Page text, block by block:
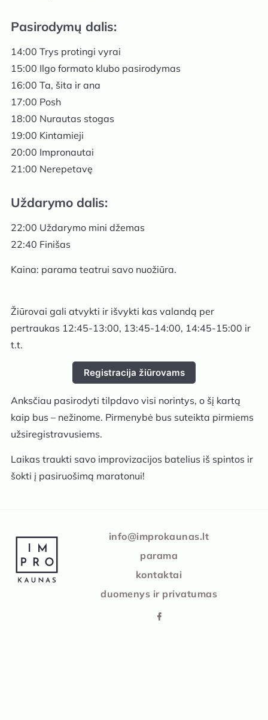
Pasirodymų dalis:
14:00 Trys protingi vyrai
15:00 Ilgo formato klubo pasirodymas
16:00 Ta, šita ir ana
17:00 Posh
18:00 Nurautas stogas
19:00 Kintamieji
20:00 Impronautai
21:00 Nerepetavę
Uždarymo dalis:
22:00 Uždarymo mini džemas
22:40 Finišas
Kaina: parama teatrui savo nuožiūra.
Žiūrovai gali atvykti ir išvykti kas valandą per
pertraukas 12:45-13:00, 13:45-14:00, 14:45-15:00 ir
t.t.
Registracija žiūrovams
Anksčiau pasirodyti tilpdavo visi norintys, o šį kartą
kaip bus – nežinome. Pirmenybė bus suteikta pirmiems
užsiregistravusiems.
Laikas traukti savo improvizacijos batelius iš spintos ir
šokti į pasiruošimą maratonui!
IMPRO Kaunasinfo@improkaunas.lt
parama
kontaktai
duomenys ir privatumas